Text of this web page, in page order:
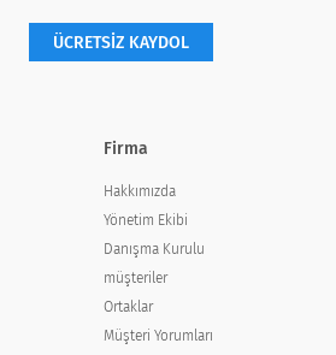
ÜCRETSİZ KAYDOL
Firma
Hakkımızda
Yönetim Ekibi
Danışma Kurulu
müşteriler
Ortaklar
Müşteri Yorumları